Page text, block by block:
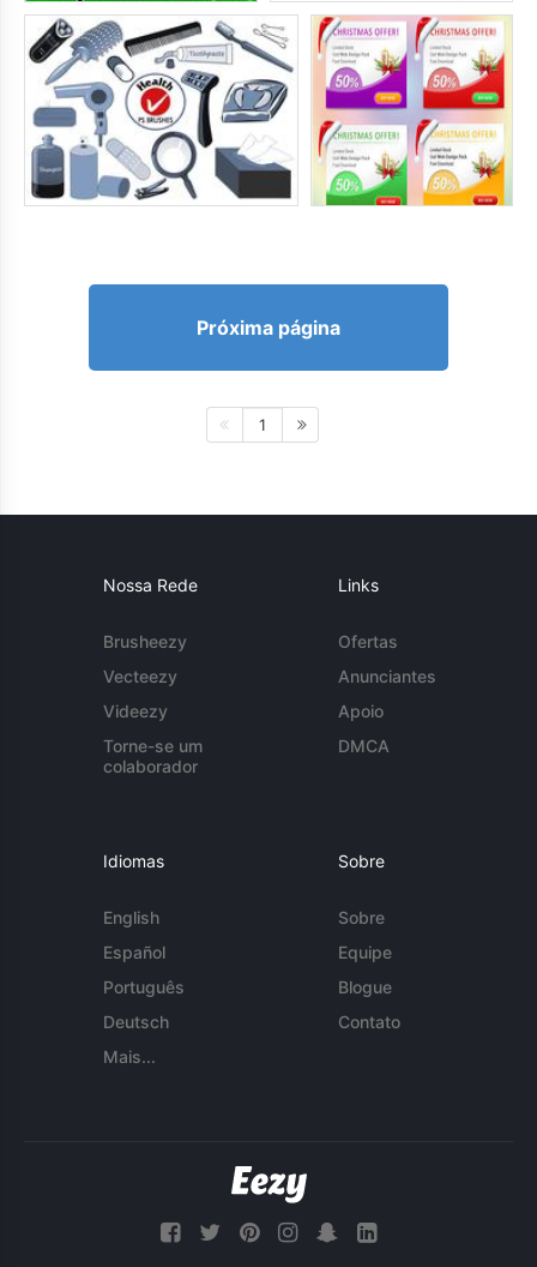
Próxima página
1
Nossa Rede
Brusheezy
Vecteezy
Videezy
Torne-se um
colaborador
Links
Ofertas
Anunciantes
Apoio
DMCA
Idiomas
English
Español
Português
Deutsch
Mais...
Sobre
Sobre
Equipe
Blogue
Contato